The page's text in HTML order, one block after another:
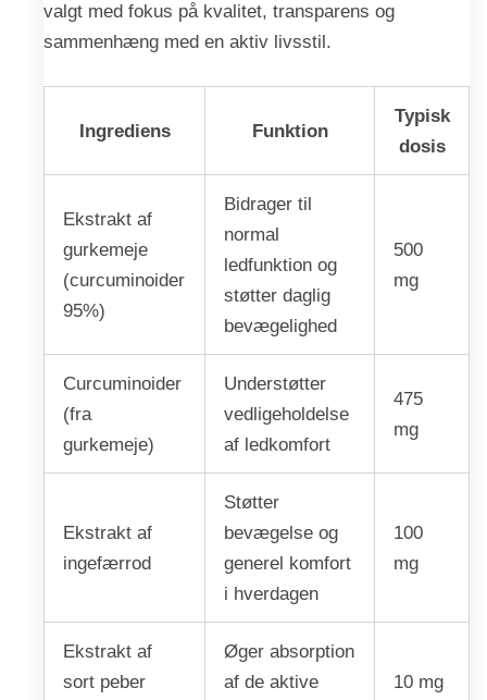
valgt med fokus på kvalitet, transparens og
sammenhæng med en aktiv livsstil.
Ingrediens Funktion
Typisk
dosis
Ekstrakt af
gurkemeje
(curcuminoider
95%)
Bidrager til
normal
ledfunktion og
støtter daglig
bevægelighed
500
mg
Curcuminoider
(fra
gurkemeje)
Understøtter
vedligeholdelse
af ledkomfort
475
mg
Ekstrakt af
ingefærrod
Støtter
bevægelse og
generel komfort
i hverdagen
100
mg
Ekstrakt af
sort peber
Øger absorption
af de aktive
10 mg